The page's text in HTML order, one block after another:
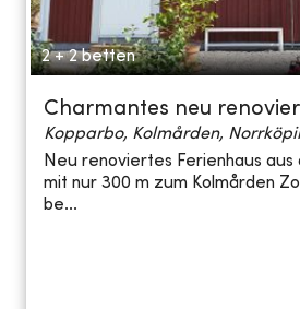
2 + 2 betten
Charmantes neu
Kopparbo, Kolmården,
Neu renoviertes Ferienhaus aus
mit nur 300 m zum Kolmården
be...